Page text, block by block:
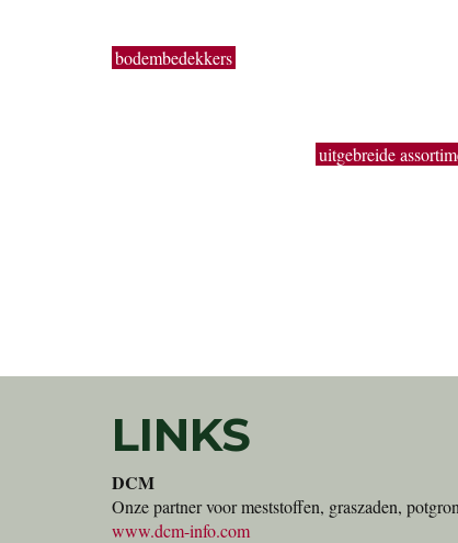
bodembedekkers
uitgebreide
LINKS
DCM
Onze partner voor meststoffen, graszaden,
www.dcm-info.com